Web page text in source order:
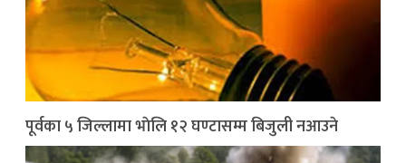
पूर्वका ५ जिल्लामा भाेलि १२ घण्टासम्म बिजुली नआउने